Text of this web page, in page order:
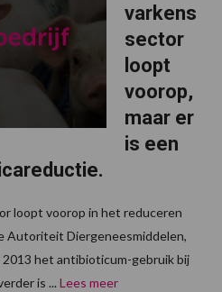
varkens
sector
loopt
voorop,
maar er
is een
loopt voorop in het reduceren
Autoriteit Diergeneesmiddelen,
het antibioticum-gebruik bij
is ... Lees meer